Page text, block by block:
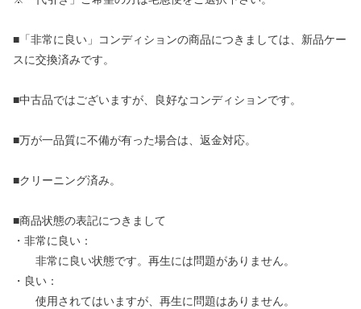
■「非常に良い」コンディションの商品につきましては、新品ケー
スに交換済みです。
■中古品ではございますが、良好なコンディションです。
■万が一品質に不備が有った場合は、返金対応。
■クリーニング済み。
■商品状態の表記につきまして
・非常に良い：
非常に良い状態です。再生には問題がありません。
・良い：
使用されてはいますが、再生に問題はありません。